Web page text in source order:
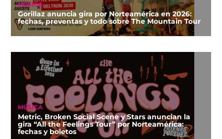
MÚSICA
Gorillaz anuncia gira por Norteamérica en 2026:
fechas, preventas y todo sobre The Mountain Tour
MÚSICA
Metric, Broken Social Scene y Stars anuncian la
gira “All the Feelings Tour” por Norteamérica:
fechas y boletos